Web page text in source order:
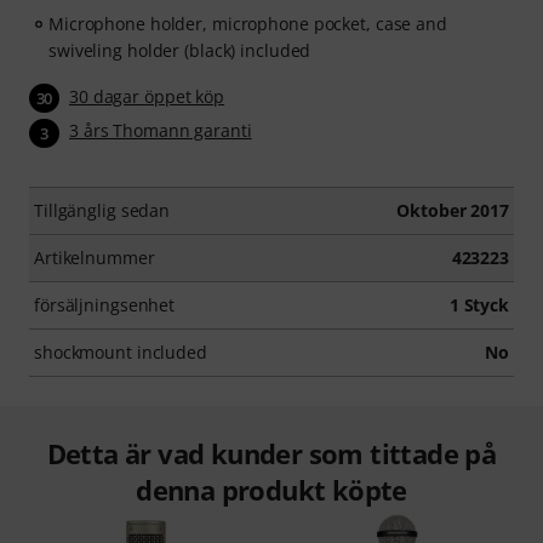
Microphone holder, microphone pocket, case and
swiveling holder (black) included
30 30 dagar öppet köp
3 3 års Thomann garanti
Tillgänglig sedan Oktober 2017
Artikelnummer 423223
försäljningsenhet 1 Styck
shockmount included No
Detta är vad kunder som tittade på
denna produkt köpte